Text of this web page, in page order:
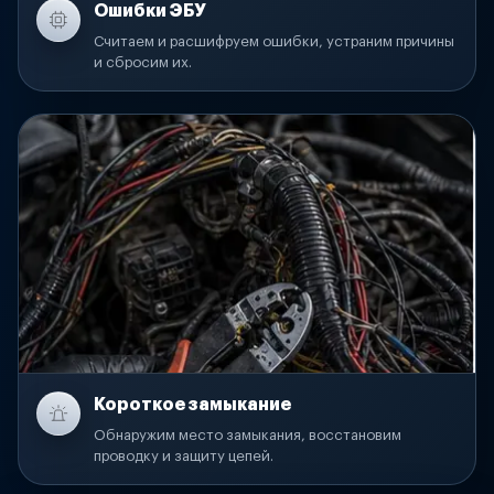
Ошибки ЭБУ
Считаем и расшифруем ошибки, устраним причины
и сбросим их.
Короткое замыкание
Обнаружим место замыкания, восстановим
проводку и защиту цепей.